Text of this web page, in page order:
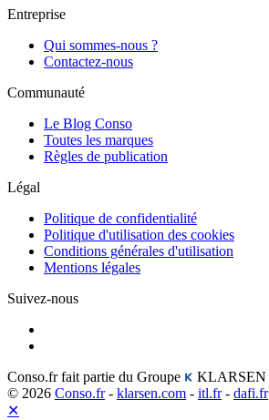
Entreprise
Qui sommes-nous ?
Contactez-nous
Communauté
Le Blog Conso
Toutes les marques
Règles de publication
Légal
Politique de confidentialité
Politique d'utilisation des cookies
Conditions générales d'utilisation
Mentions légales
Suivez-nous
Conso.fr fait partie du Groupe
KLARSEN
© 2026 Conso.fr- klarsen.com - itl.fr- dafi.fr
✕